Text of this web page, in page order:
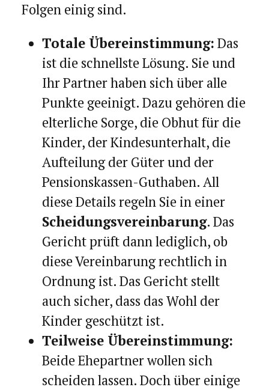
Folgen einig sind.
Totale Übereinstimmung: Das
ist die schnellste Lösung. Sie und
Ihr Partner haben sich über alle
Punkte geeinigt. Dazu gehören die
elterliche Sorge, die Obhut für die
Kinder, der Kindesunterhalt, die
Aufteilung der Güter und der
Pensionskassen-Guthaben. All
diese Details regeln Sie in einer
Scheidungsvereinbarung. Das
Gericht prüft dann lediglich, ob
diese Vereinbarung rechtlich in
Ordnung ist. Das Gericht stellt
auch sicher, dass das Wohl der
Kinder geschützt ist.
Teilweise Übereinstimmung:
Beide Ehepartner wollen sich
scheiden lassen. Doch über einige